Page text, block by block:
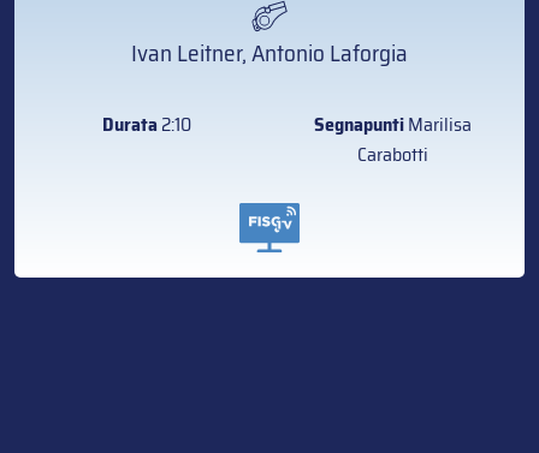
Ivan Leitner, Antonio Laforgia
Durata2:10 SegnapuntiMarilisa
Carabotti